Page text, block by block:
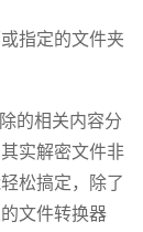
指定的文件夹
的相关内容分
实解密文件非
松搞定，除了
文件转换器